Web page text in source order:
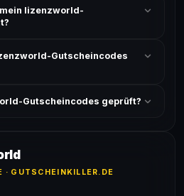
lizenzworld-
für bereits reduzierte Artikel
findest du unter „Details".
Gutscheincodes
mehrerer Codes ist meist
Gutscheincodes geprüft?
jedem Angebot angezeigt.
· GUTSCHEINKILLER.DE